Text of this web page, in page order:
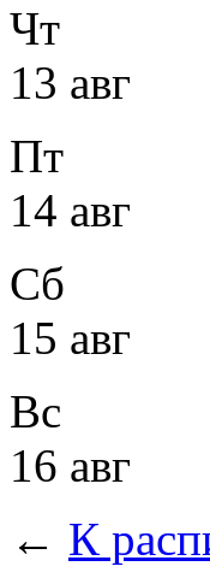
Чт
13 авг
Пт
14 авг
Сб
15 авг
Вс
16 авг
← К